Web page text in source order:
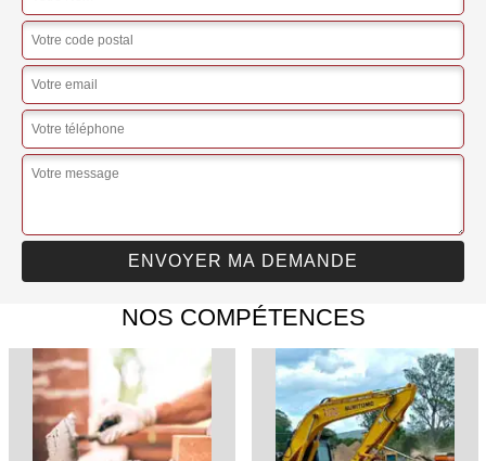
NOS COMPÉTENCES